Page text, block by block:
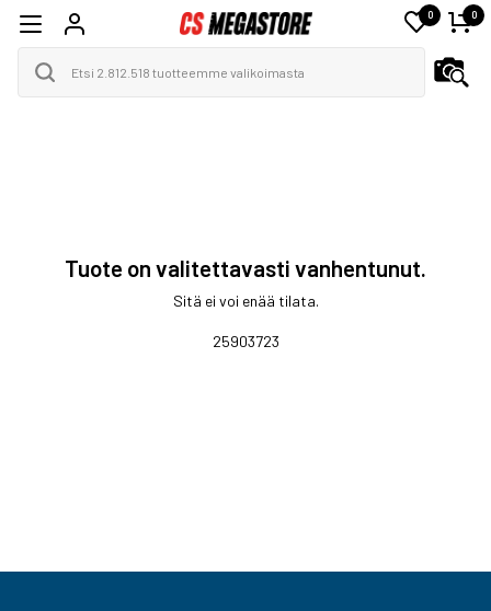
0 0
Tuote on valitettavasti vanhentunut.
Sitä ei voi enää tilata.
25903723